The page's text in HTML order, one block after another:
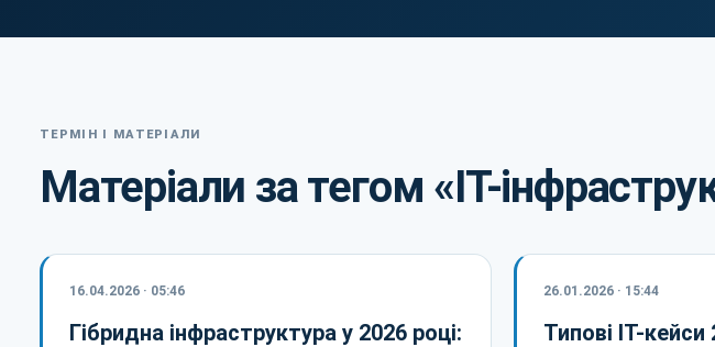
ТЕРМІН І МАТЕРІАЛИ
Матеріали за тегом «IT-
16.04.2026 · 05:46
Гібридна інфраструктура у 2026 році:
26.01.2026 · 15:44
Типові ІТ-